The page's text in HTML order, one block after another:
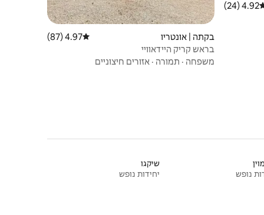
ממוצע של 4.92 מתוך 5, 24 ביקורות
4.92 (24)
בקתה | אונטריו דירוג ממוצע של 4.97 מתוך 5, 87 ביקורות
4.97 (87)
בראש קריק היידאוויי
משפחה · תמורה · אזורים חיצוניים
נופש
שיקגו
יחידות נופש